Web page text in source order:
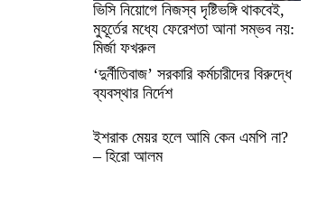
ভিসি নিয়োগে নিজস্ব দৃষ্টিভঙ্গি থাকবেই,
মুহূর্তের মধ্যে ফেরেশতা আনা সম্ভব নয়:
মির্জা ফখরুল
‘দুর্নীতিবাজ’ সরকারি কর্মচারীদের বিরুদ্ধে
ব্যবস্থার নির্দেশ
ইশরাক মেয়র হলে আমি কেন এমপি না?
– হিরো আলম